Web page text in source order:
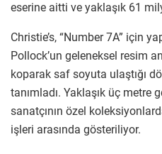
eserine aitti ve yaklaşık 61
Christie’s, “Number 7A” için
Pollock’un geleneksel resim
koparak saf soyuta ulaştığı
tanımladı. Yaklaşık üç metre
sanatçının özel
işleri arasında gösteriliyor.